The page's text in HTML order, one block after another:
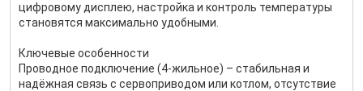
цифровому дисплею, настройка и контроль температуры
становятся максимально удобными.
Ключевые особенности
Проводное подключение (4-жильное) – стабильная и
надёжная связь с сервоприводом или котлом, отсутствие